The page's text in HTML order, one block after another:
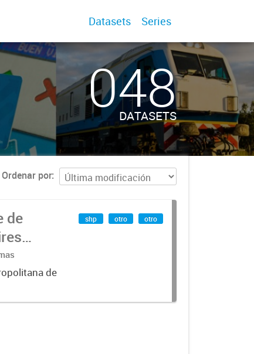
Datasets Series
048
DATASETS
Ordenar por
de
de
shp otro otro